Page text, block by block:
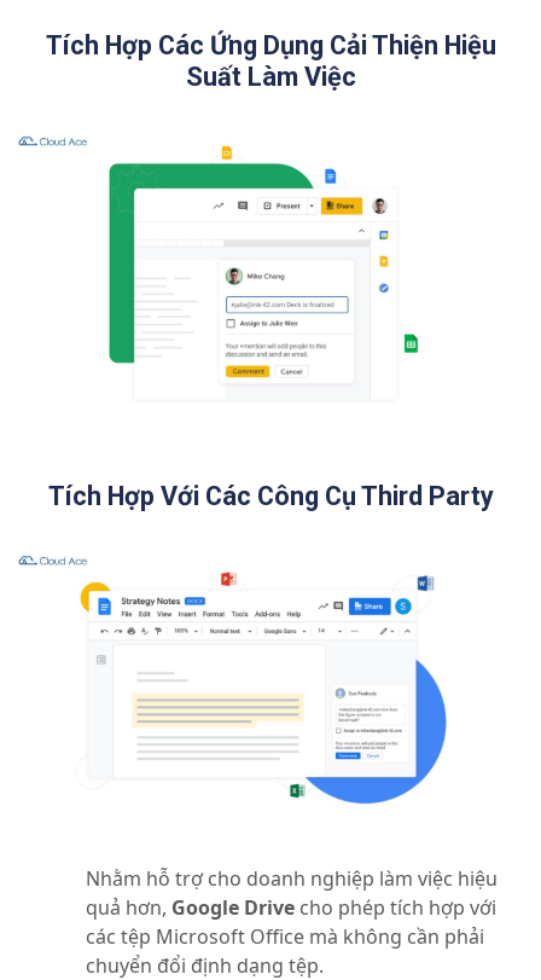
Tích Hợp Các Ứng Dụng Cải Thiện Hiệu
Suất Làm Việc
Tích Hợp Với Các Công Cụ Third Party
Nhằm hỗ trợ cho doanh nghiệp làm việc hiệu
quả hơn, Google Drive cho phép tích hợp với
các tệp Microsoft Office mà không cần phải
chuyển đổi định dạng tệp.